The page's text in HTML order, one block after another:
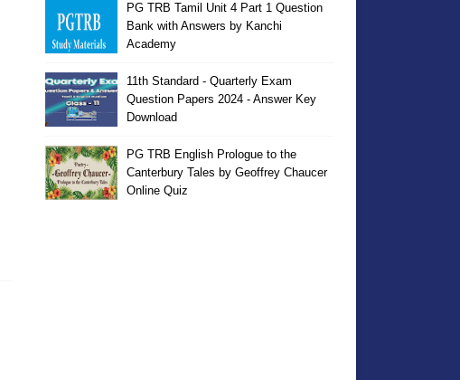
PG TRB Tamil Unit 4 Part 1 Question
Bank with Answers by Kanchi
Academy
11th Standard - Quarterly Exam
Question Papers 2024 - Answer Key
Download
PG TRB English Prologue to the
Canterbury Tales by Geoffrey Chaucer
Online Quiz